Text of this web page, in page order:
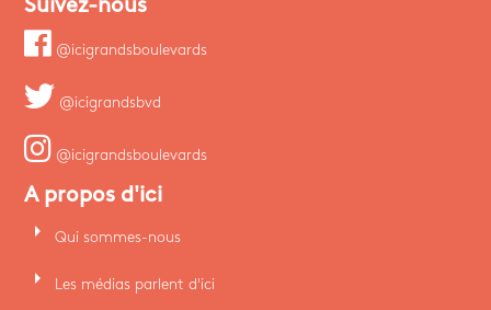
Suivez-nous
@icigrandsboulevards
@icigrandsbvd
@icigrandsboulevards
A propos d'ici
arrow_right Qui sommes-nous
arrow_right Les médias parlent d'ici